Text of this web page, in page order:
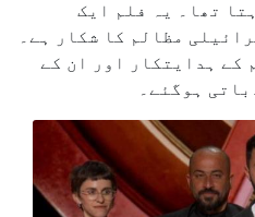
تھا۔ یہ فلم ایک
مظالم کا شکار ہے۔
کے ہدایتکار اور ان کے
ہوگئے۔